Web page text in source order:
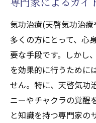
気功治療(天啓気功治
多くの方にとって、心
要な手段です。しかし
を効果的に行うために
せん。特に、天啓気功
ニーやチャクラの覚醒
と知識を持つ専門家の